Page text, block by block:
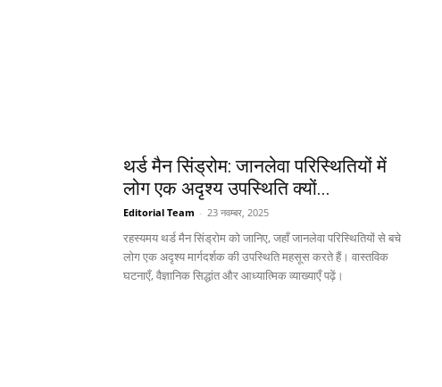
थर्ड मैन सिंड्रोम: जानलेवा परिस्थितियों में
लोग एक अदृश्य उपस्थिति क्यों...
Editorial Team - 23 नवम्बर, 2025
रहस्यमय थर्ड मैन सिंड्रोम को जानिए, जहाँ जानलेवा परिस्थितियों से बचे
लोग एक अदृश्य मार्गदर्शक की उपस्थिति महसूस करते हैं। वास्तविक
घटनाएँ, वैज्ञानिक सिद्धांत और आध्यात्मिक व्याख्याएँ पढ़ें।